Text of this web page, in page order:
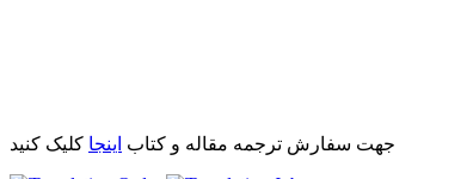
جهت سفارش ترجمه مقاله و کتاب اینجا کلیک کنید